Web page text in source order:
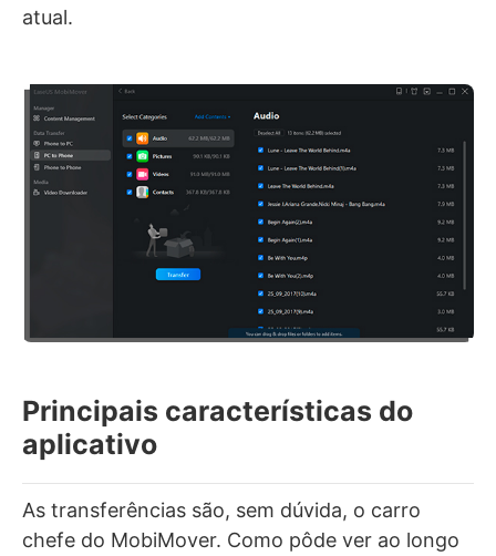
atual.
Principais características do
aplicativo
As transferências são, sem dúvida, o carro
chefe do MobiMover. Como pôde ver ao longo